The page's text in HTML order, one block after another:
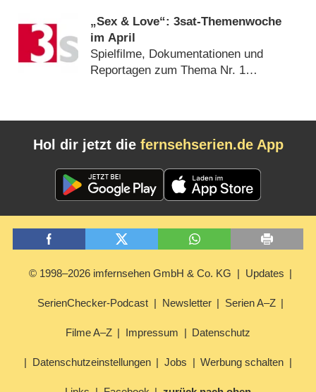
„Sex & Love“: 3sat-Themenwoche
im April
Spielfilme, Dokumentationen und
Reportagen zum Thema Nr. 1
Hol dir jetzt die fernsehserien.de App
© 1998–2026 imfernsehen GmbH & Co. KG Updates
SerienChecker-Podcast Newsletter Serien A–Z
Filme A–Z Impressum Datenschutz
Datenschutzeinstellungen Jobs Werbung schalten